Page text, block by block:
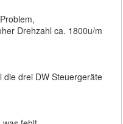
Drehzahl ca. 1800u/m
die drei DW Steuergeräte